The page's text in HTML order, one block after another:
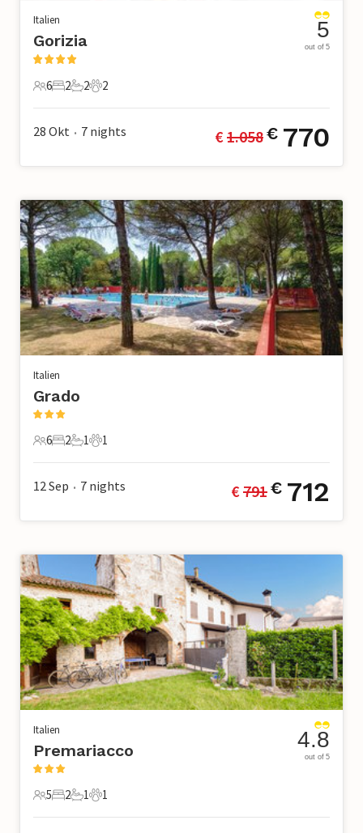
Italien
Gorizia
6 Gäste
6
2 Schlafzimmer
2
2 Badezimmer
2
2 Haustiere
2
5
out of 5
28 Okt • 7 nights € 1.058€ 770
Italien
Grado
6 Gäste
6
2 Schlafzimmer
2
1 Badezimmer
1
1 Haustier
1
12 Sep • 7 nights € 791€ 712
Italien
Premariacco
5 Gäste
5
2 Schlafzimmer
2
1 Badezimmer
1
1 Haustier
1
4.8
out of 5